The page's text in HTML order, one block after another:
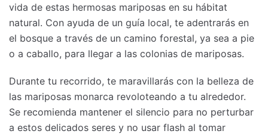
vida de estas hermosas mariposas en su hábitat
natural. Con ayuda de un guía local, te adentrarás en
el bosque a través de un camino forestal, ya sea a pie
o a caballo, para llegar a las colonias de mariposas.
Durante tu recorrido, te maravillarás con la belleza de
las mariposas monarca revoloteando a tu alrededor.
Se recomienda mantener el silencio para no perturbar
a estos delicados seres y no usar flash al tomar